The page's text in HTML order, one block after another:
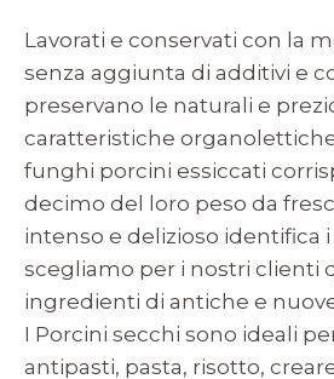
Lavorati e conservati con la
senza aggiunta di additivi e
preservano le naturali e
caratteristiche
funghi porcini essiccati
decimo del loro peso da
intenso e delizioso identifica
scegliamo per i nostri clienti
ingredienti di antiche e
I Porcini secchi sono ideali
antipasti, pasta, risotto,